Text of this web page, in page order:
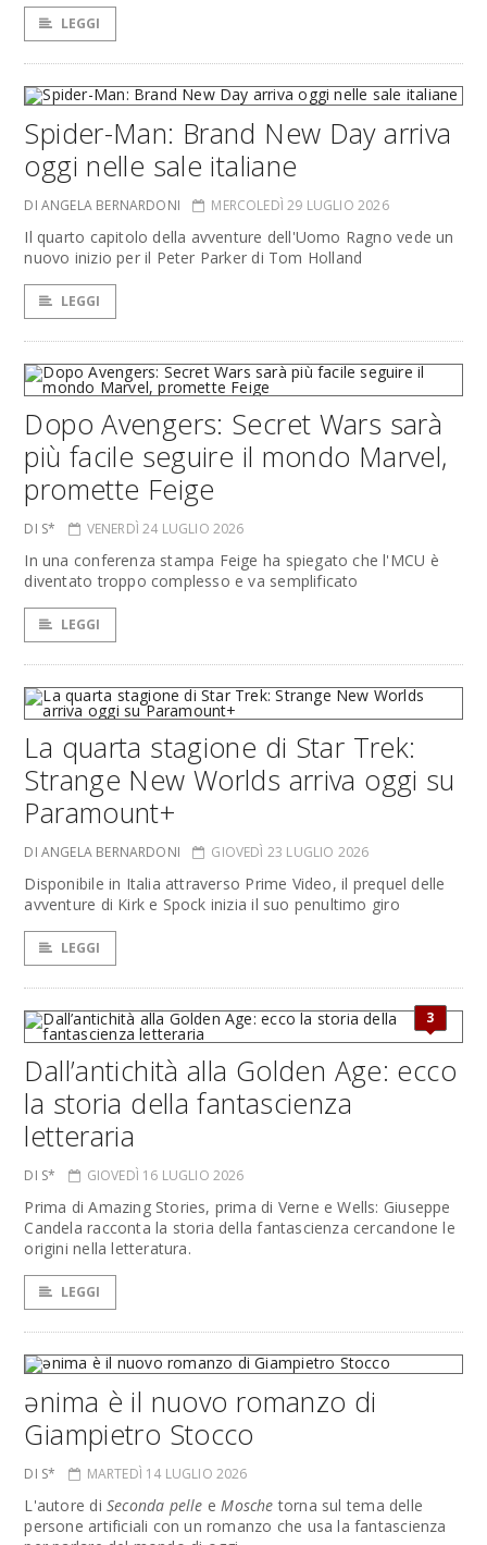
LEGGI
Spider-Man: Brand New Day arriva
oggi nelle sale italiane
DI ANGELA BERNARDONI MERCOLEDÌ 29 LUGLIO 2026
Il quarto capitolo della avventure dell'Uomo Ragno vede un
nuovo inizio per il Peter Parker di Tom Holland
LEGGI
Dopo Avengers: Secret Wars sarà
più facile seguire il mondo Marvel,
promette Feige
DI S* VENERDÌ 24 LUGLIO 2026
In una conferenza stampa Feige ha spiegato che l'MCU è
diventato troppo complesso e va semplificato
LEGGI
La quarta stagione di Star Trek:
Strange New Worlds arriva oggi su
Paramount+
DI ANGELA BERNARDONI GIOVEDÌ 23 LUGLIO 2026
Disponibile in Italia attraverso Prime Video, il prequel delle
avventure di Kirk e Spock inizia il suo penultimo giro
LEGGI
3
Dall’antichità alla Golden Age: ecco
la storia della fantascienza
letteraria
DI S* GIOVEDÌ 16 LUGLIO 2026
Prima di Amazing Stories, prima di Verne e Wells: Giuseppe
Candela racconta la storia della fantascienza cercandone le
origini nella letteratura.
LEGGI
ənima è il nuovo romanzo di
Giampietro Stocco
DI S* MARTEDÌ 14 LUGLIO 2026
L'autore di Seconda pelle eMosche torna sul tema delle
persone artificiali con un romanzo che usa la fantascienza